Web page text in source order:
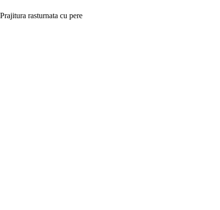
Prajitura rasturnata cu pere